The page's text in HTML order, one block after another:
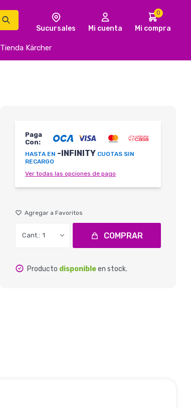
Tienda Kärcher
0
Paga
Con:
HASTA EN -INFINITY CUOTAS SIN
RECARGO
Ver todas las opciones de pago
1 COMPRAR
Producto disponibleen stock.